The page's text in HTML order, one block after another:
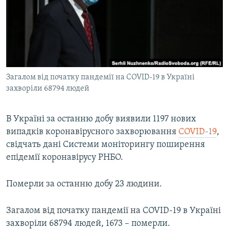
СПЕЦПРОЕКТИ
СВІДЧЕННЯ ОКУПАЦІЇ
УКРАЇНСЬКА ПРОБЛЕМА КРИМУ
ЯК ОБІЙТИ БЛОКУВАННЯ
Русский
Qırımtatar
Усі сайти RFE/RL
Загалом від початку пандемії на COVID-19 в Україні
захворіли 68794 людей
В Україні за останню добу виявили 1197 нових
випадків коронавірусного захворювання COVID-19,
свідчать дані Системи моніторингу поширення
епідемії коронавірусу РНБО.
Померли за останню добу 23 людини.
Загалом від початку пандемії на COVID-19 в Україні
захворіли 68794 людей, 1673 – померли.